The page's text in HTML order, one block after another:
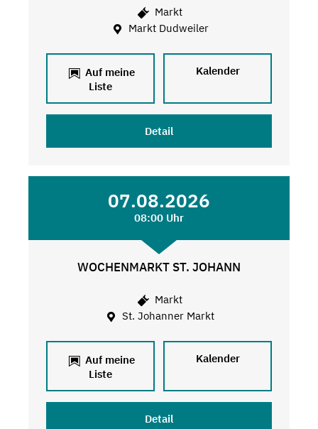
Markt
Markt Dudweiler
Auf meine
Liste
Kalender
Detail
07.08.2026
08:00 Uhr
WOCHENMARKT ST. JOHANN
Markt
St. Johanner Markt
Auf meine
Liste
Kalender
Detail